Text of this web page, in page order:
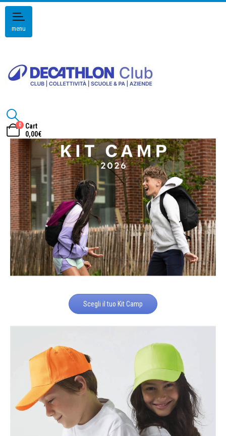
menu
0
Cart
0,00€
Scegli il tuo Kit Camp